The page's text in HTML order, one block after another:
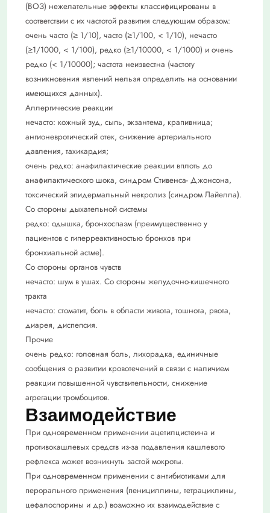
(ВОЗ) нежелательные эффекты классифицированы в
соответствии с их частотой развития следующим образом:
очень часто (≥ 1/10), часто (≥1/100, < 1/10), нечасто
(≥1/1000, < 1/100), редко (≥1/10000, < 1/1000) и очень
редко (< 1/10000); частота неизвестна (частоту
возникновения явлений нельзя определить на основании
имеющихся данных).
Аллергические реакции
нечасто: кожный зуд, сыпь, экзантема, крапивница;
ангионевротический отек, снижение артериального
давления, тахикардия;
очень редко: анафилактические реакции вплоть до
анафилактического шока, синдром Стивенса- Джонсона,
токсический эпидермальный некролиз (синдром Лайелла).
Со стороны дыхательной системы
редко: одышка, бронхоспазм (преимущественно у
пациентов с гиперреактивностью бронхов при
бронхиальной астме).
Cо стороны органов чувств
нечасто: шум в ушах. Со стороны желудочно-кишечного
тракта
нечасто: стоматит, боль в области живота, тошнота, рвота,
диарея, диспепсия.
Прочие
очень редко: головная боль, лихорадка, единичные
сообщения о развитии кровотечений в связи с наличием
реакции повышенной чувствительности, снижение
агрегации тромбоцитов.
Взаимодействие
При одновременном применении ацетилцистеина и
противокашлевых средств из-за подавления кашлевого
рефлекса может возникнуть застой мокроты.
При одновременном применении с антибиотиками для
перорального применения (пенициллины, тетрациклины,
цефалоспорины и др.) возможно их взаимодействие с